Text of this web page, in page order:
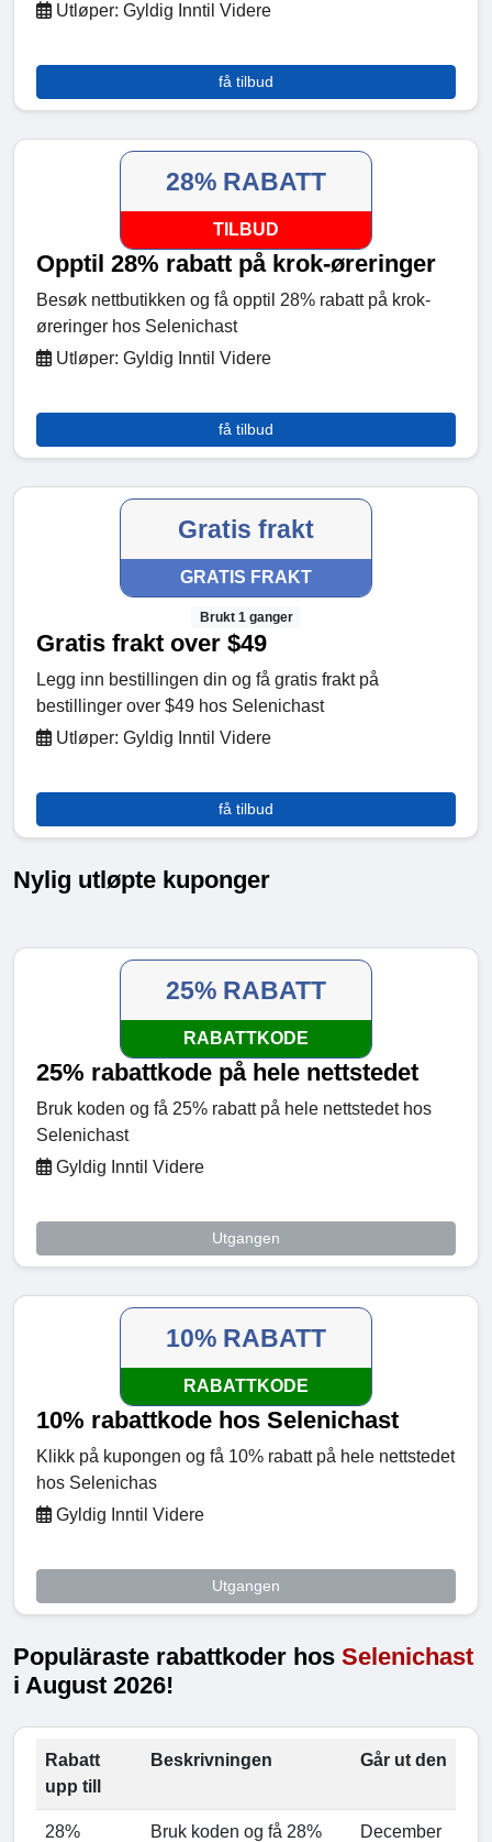
Utløper: Gyldig Inntil Videre
få tilbud
28% RABATT
TILBUD
Opptil 28% rabatt på krok-øreringer
Besøk nettbutikken og få opptil 28% rabatt på krok-
øreringer hos Selenichast
Utløper: Gyldig Inntil Videre
få tilbud
Gratis frakt
GRATIS FRAKT
Brukt 1 ganger
Gratis frakt over $49
Legg inn bestillingen din og få gratis frakt på
bestillinger over $49 hos Selenichast
Utløper: Gyldig Inntil Videre
få tilbud
Nylig utløpte kuponger
25% RABATT
RABATTKODE
25% rabattkode på hele nettstedet
Bruk koden og få 25% rabatt på hele nettstedet hos
Selenichast
Gyldig Inntil Videre
Utgangen
10% RABATT
RABATTKODE
10% rabattkode hos Selenichast
Klikk på kupongen og få 10% rabatt på hele nettstedet
hos Selenichas
Gyldig Inntil Videre
Utgangen
Populäraste rabattkoder hos Selenichast
i August 2026!
Rabatt
upp till
Beskrivningen Går ut den
28%
Bruk koden og få 28%
December